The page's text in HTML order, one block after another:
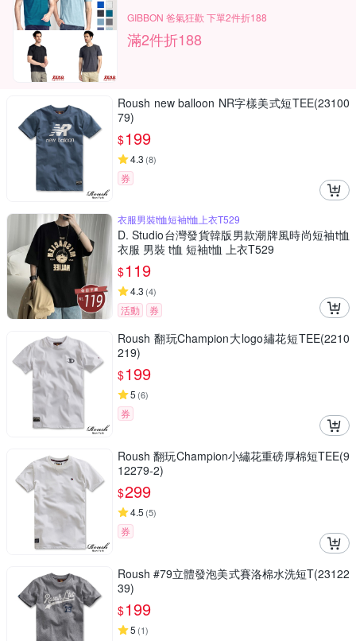
GIBBON 爸氣狂歡 下單2件折188
滿2件折188
Roush new balloon NR字樣美式短TEE(23100
79)
$199
4.3 (8)
券
衣服男裝t恤短袖t恤上衣T529
D. Studio台灣發貨韓版男款潮牌風時尚短袖t恤
衣服 男裝 t恤 短袖t恤 上衣T529
$119
4.3 (4)
活動 券
Roush 翻玩Champion大logo繡花短TEE(2210
219)
$199
5 (6)
券
Roush 翻玩Champion小繡花重磅厚棉短TEE(9
12279-2)
$299
4.5 (5)
券
Roush #79立體發泡美式賽洛棉水洗短T(23122
39)
$199
5 (1)